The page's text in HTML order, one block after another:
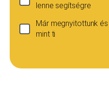
lenne segítségre
Már megnyitottunk
mint ti